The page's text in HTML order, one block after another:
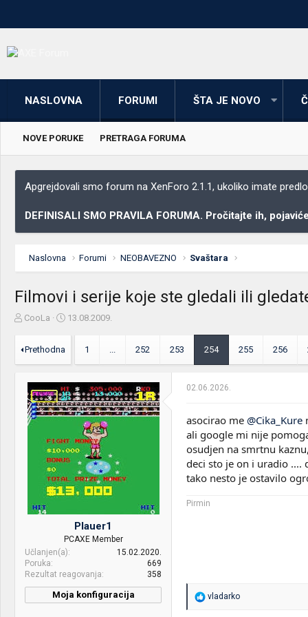
NASLOVNA FORUMI ŠTA JE NOVO
NOVE PORUKE PRETRAGA FORUMA
Apgrejdovali smo forum na XenForo 2.1.1, ukoliko imate
DEFINISALI SMO PRAVILA FORUMA. Pročitajte ih,
Naslovna Forumi NEOBAVEZNO Svaštara
Filmovi i serije koje ste gledali ili
Z
e
t
k
e
CooLa
D
m
o
k
r
t
a
n
j
a
13.08.2009.
Prethodna 1 252 253 254 255 256
Plauer1
PCAXE Member
Učlanjen(a)
15.02.2020.
Poruka
669
Rezultat reagovanja
358
Moja konfiguracija
02.06.2026.
asocirao me @Cika_Kure
ali google mi nije
osudjen na smrtnu
deci sto je on i uradio
tako nesto je ostavilo
Pirmin
R
vladarko